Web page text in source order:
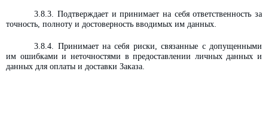
3.8.3. Подтверждает и принимает на себя ответственность за
точность, полноту и достоверность вводимых им данных.
3.8.4. Принимает на себя риски, связанные с допущенными
им ошибками и неточностями в предоставлении личных данных и
данных для оплаты и доставки Заказа.